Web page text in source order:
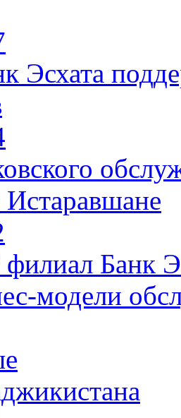
Эсхата
Истаравшане
Банк
модели